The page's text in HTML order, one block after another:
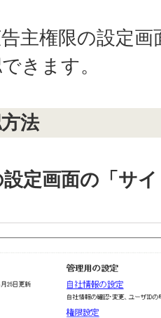
主権限の設定
きます。
法
定画面の「サ